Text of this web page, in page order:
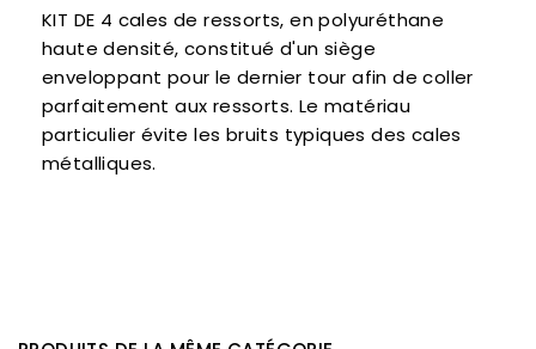
KIT DE 4 cales de ressorts, en polyuréthane
haute densité, constitué d'un siège
enveloppant pour le dernier tour afin de coller
parfaitement aux ressorts. Le matériau
particulier évite les bruits typiques des cales
métalliques.